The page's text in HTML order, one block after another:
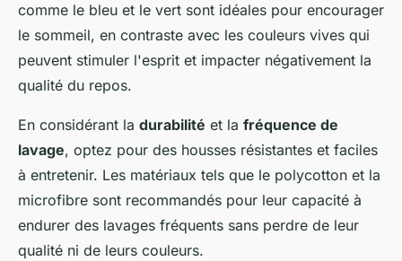
comme le bleu et le vert sont idéales pour encourager
le sommeil, en contraste avec les couleurs vives qui
peuvent stimuler l'esprit et impacter négativement la
qualité du repos.
En considérant la durabilité et la fréquence de
lavage, optez pour des housses résistantes et faciles
à entretenir. Les matériaux tels que le polycotton et la
microfibre sont recommandés pour leur capacité à
endurer des lavages fréquents sans perdre de leur
qualité ni de leurs couleurs.